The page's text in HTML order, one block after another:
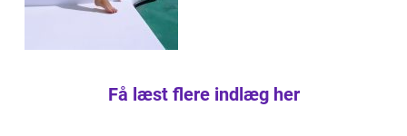
Få læst flere indlæg her